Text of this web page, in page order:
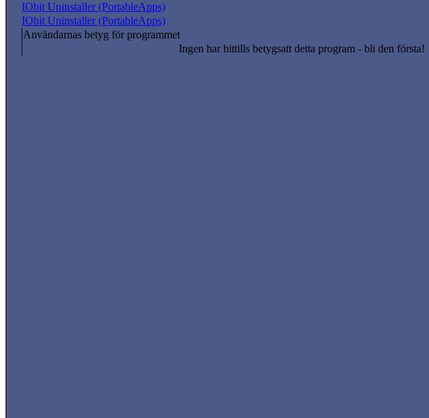
IObit Uninstaller (PortableApps)
IObit Uninstaller (PortableApps)
Användarnas betyg för programmet
Ingen har hittills betygsatt detta program - bli den första!